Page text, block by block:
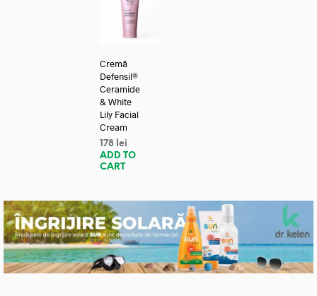
Cremă
Defensil®
Ceramide
& White
Lily Facial
Cream
178 lei
ADD TO
CART